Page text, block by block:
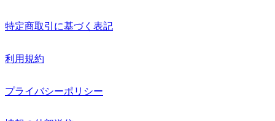
特定商取引に基づく表記
利用規約
プライバシーポリシー